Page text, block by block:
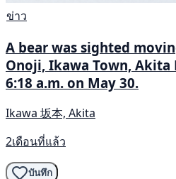
ข่าว
A bear was sighted
Onoji, Ikawa Town, Akita
6:18 a.m. on May 30.
Ikawa 坂本, Akita
2เดือนที่แล้ว
บันทึก